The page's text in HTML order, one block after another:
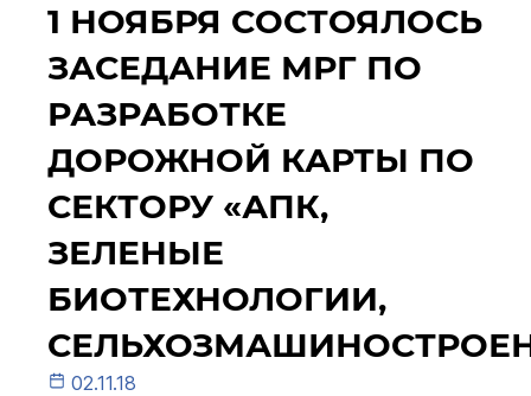
1 НОЯБРЯ СОСТОЯЛОСЬ
ЗАСЕДАНИЕ МРГ ПО
РАЗРАБОТКЕ
ДОРОЖНОЙ КАРТЫ ПО
СЕКТОРУ «АПК,
ЗЕЛЕНЫЕ
БИОТЕХНОЛОГИИ,
02.11.18